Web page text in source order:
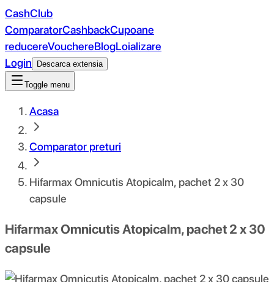
CashClub
ComparatorCashbackCupoane
reducereVouchereBlogLoializare
Login
Descarca extensia
Toggle menu
Acasa
Comparator preturi
Hifarmax Omnicutis Atopicalm, pachet 2 x 30
capsule
Hifarmax Omnicutis Atopicalm, pachet 2 x 30
capsule